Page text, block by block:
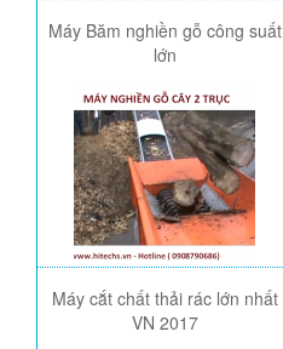
Máy Băm nghiền gỗ công suất
lớn
Máy cắt chất thải rác lớn nhất
VN 2017